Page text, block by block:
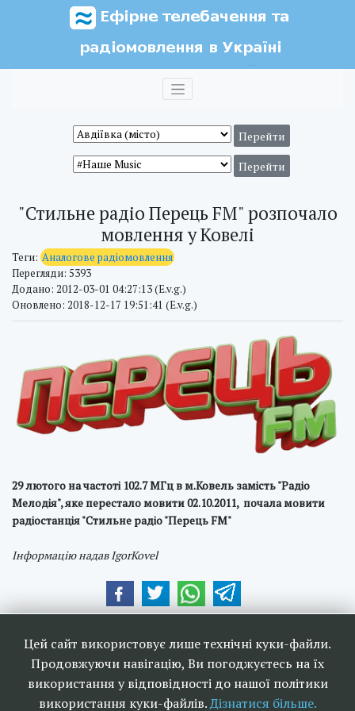
"Стильне радіо Перець FM" розпочало
мовлення у Ковелі
Теги: Аналогове радіомовлення
Перегляди: 5393
Додано: 2012-03-01 04:27:13 (E.v.g.)
Оновлено: 2018-12-17 19:51:41 (E.v.g.)
29 лютого на частоті 102.7 МГц в м.Ковель замість "Радіо
Мелодія", яке перестало мовити 02.10.2011, почала мовити
радіостанція "Стильне радіо "Перець FM"
Інформацію надав IgorKovel
Цей сайт використовує лише технічні куки-файли.
Продовжуючи навігацію, Ви погоджуєтесь на їх
використання у відповідності до нашої політики
використання куки-файлів.Дізнатися більше.